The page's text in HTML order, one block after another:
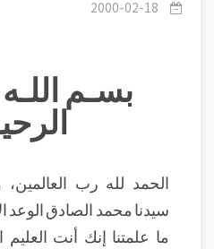
2000-02-18
بسـم
الحمد لله رب
سيدنا محمد الصادق الوعد
ما علمتنا إنك أنت العليم